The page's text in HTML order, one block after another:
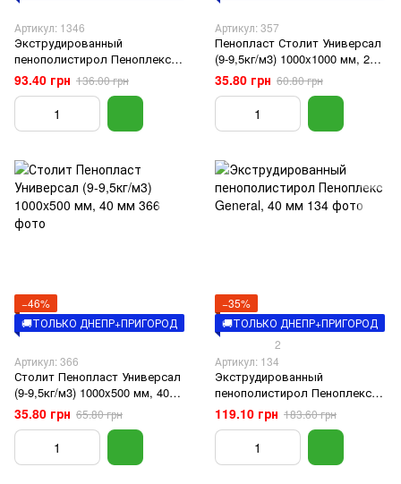
Артикул: 1346
Экструдированный
пенополистирол Пеноплекс
General, 30 мм
93.40 грн 136.00 грн
Артикул: 357
Пенопласт Столит Универсал
(9-9,5кг/м3) 1000x1000 мм, 20
мм
35.80 грн 60.80 грн
−46%
🚚ТОЛЬКО ДНЕПР+ПРИГОРОД
Артикул: 366
Столит Пенопласт Универсал
(9-9,5кг/м3) 1000x500 мм, 40
мм
35.80 грн 65.80 грн
−35%
🚚ТОЛЬКО ДНЕПР+ПРИГОРОД
2
Артикул: 134
Экструдированный
пенополистирол Пеноплекс
General, 40 мм
119.10 грн 183.60 грн